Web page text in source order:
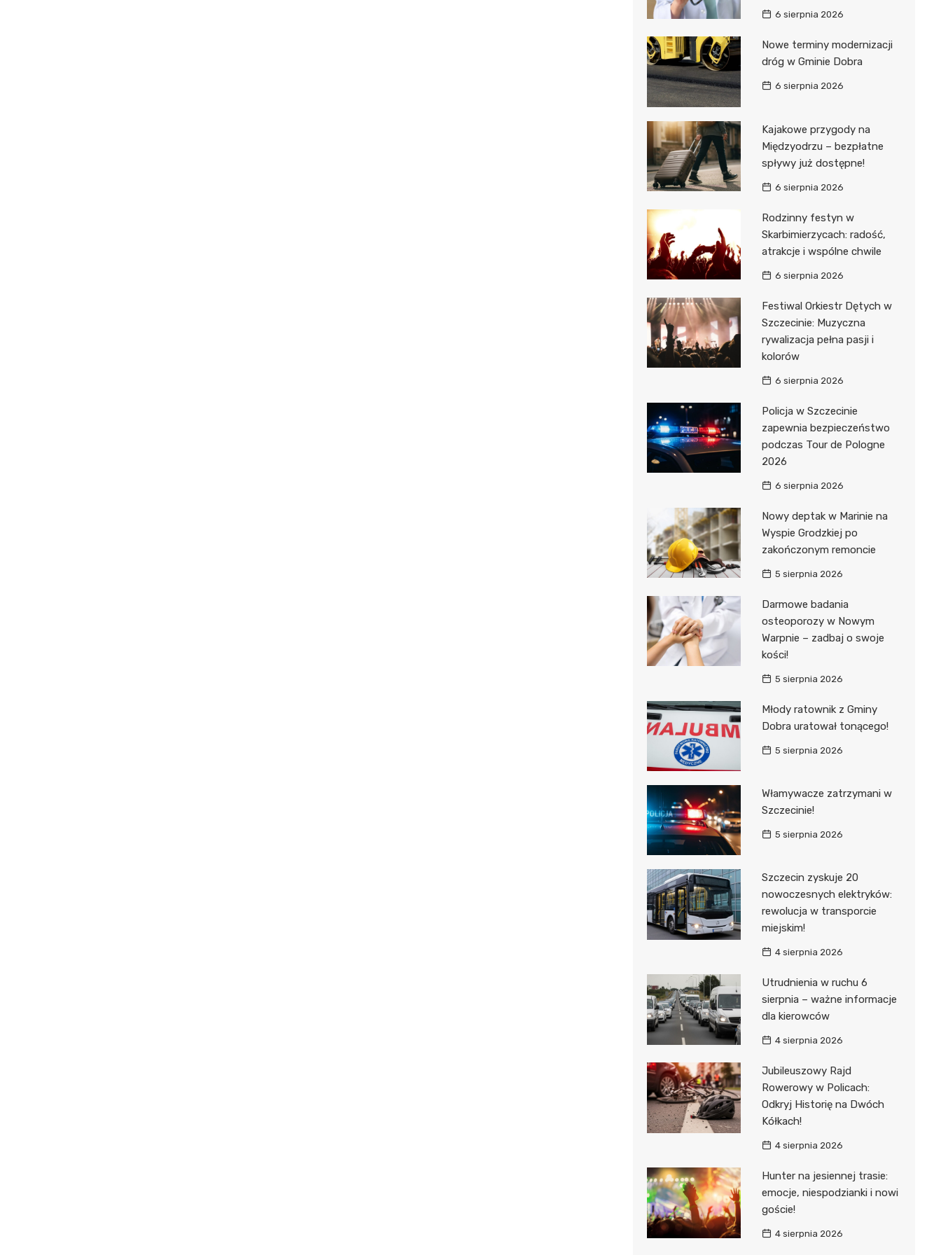
6 sierpnia 2026
Nowe terminy modernizacji
dróg w Gminie Dobra
6 sierpnia 2026
Kajakowe przygody na
Międzyodrzu – bezpłatne
spływy już dostępne!
6 sierpnia 2026
Rodzinny festyn w
Skarbimierzycach: radość,
atrakcje i wspólne chwile
6 sierpnia 2026
Festiwal Orkiestr Dętych w
Szczecinie: Muzyczna
rywalizacja pełna pasji i
kolorów
6 sierpnia 2026
Policja w Szczecinie
zapewnia bezpieczeństwo
podczas Tour de Pologne
2026
6 sierpnia 2026
Nowy deptak w Marinie na
Wyspie Grodzkiej po
zakończonym remoncie
5 sierpnia 2026
Darmowe badania
osteoporozy w Nowym
Warpnie – zadbaj o swoje
kości!
5 sierpnia 2026
Młody ratownik z Gminy
Dobra uratował tonącego!
5 sierpnia 2026
Włamywacze zatrzymani w
Szczecinie!
5 sierpnia 2026
Szczecin zyskuje 20
nowoczesnych elektryków:
rewolucja w transporcie
miejskim!
4 sierpnia 2026
Utrudnienia w ruchu 6
sierpnia – ważne informacje
dla kierowców
4 sierpnia 2026
Jubileuszowy Rajd
Rowerowy w Policach:
Odkryj Historię na Dwóch
Kółkach!
4 sierpnia 2026
Hunter na jesiennej trasie:
emocje, niespodzianki i nowi
goście!
4 sierpnia 2026